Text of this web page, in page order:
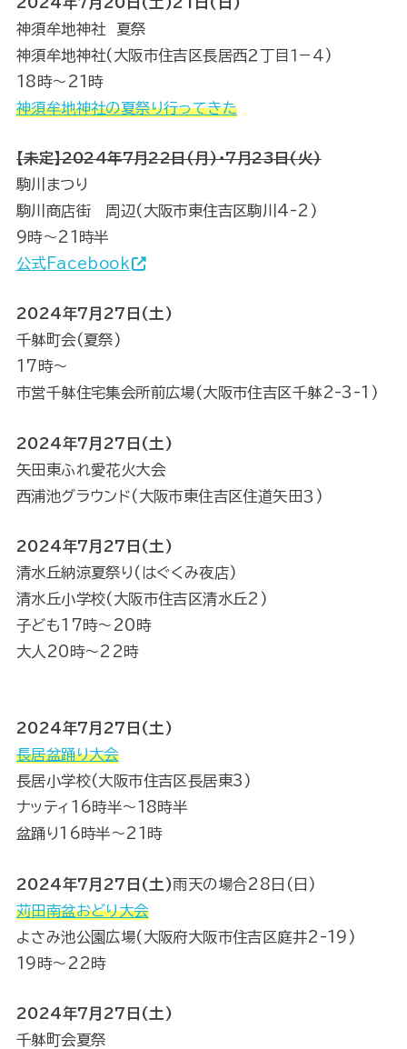
神須牟地神社 夏祭
神須牟地神社(大阪市住吉区長居西２丁目１−４)
18時〜21時
神須牟地神社の夏祭り行ってきた
【未定】2024年7月22日(月)・7月23日(火)
駒川まつり
駒川商店街 周辺(大阪市東住吉区駒川4-2)
9時～21時半
公式Facebook
2024年7月27日(土)
千躰町会(夏祭)
17時〜
市営千躰住宅集会所前広場(大阪市住吉区千躰2-3-1)
2024年7月27日(土)
矢田東ふれ愛花火大会
西浦池グラウンド(大阪市東住吉区住道矢田３)
2024年7月27日(土)
清水丘納涼夏祭り(はぐくみ夜店)
清水丘小学校(大阪市住吉区清水丘2)
子ども17時〜20時
大人20時〜22時
2024年7月27日(土)
長居盆踊り大会
長居小学校(大阪市住吉区長居東3)
ナッティ16時半〜18時半
盆踊り16時半〜21時
2024年7月27日(土)雨天の場合28日(日)
苅田南盆おどり大会
よさみ池公園広場(大阪府大阪市住吉区庭井2-19)
19時〜22時
2024年7月27日(土)
千躰町会夏祭